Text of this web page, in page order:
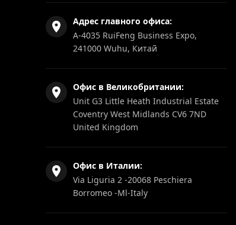
Адрес главного офиса:
A-4035 RuiFeng Business Expo,
241000 Wuhu, Китай
Офис в Великобритании:
Unit G3 Little Heath Industrial Estate
Coventry West Midlands CV6 7ND
United Kingdom
Офис в Италии:
Via Liguria 2 -20068 Peschiera
Borromeo -Ml-Italy